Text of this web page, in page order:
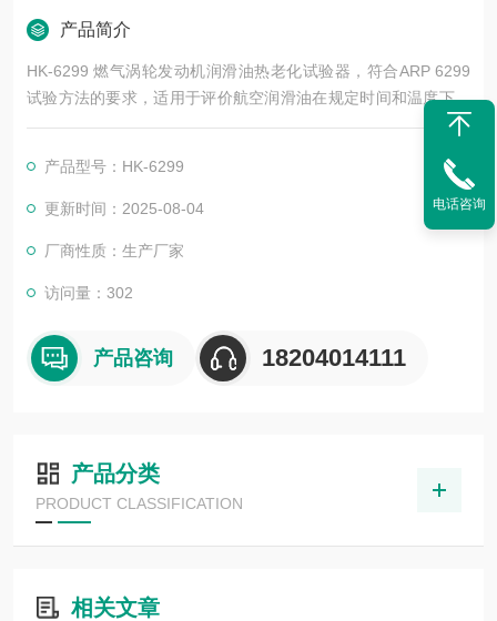
产品简介
HK-6299 燃气涡轮发动机润滑油热老化试验器，符合ARP 6299
试验方法的要求，适用于评价航空润滑油在规定时间和温度下的
热稳定性和氧化稳定性。
产品型号：HK-6299
更新时间：2025-08-04
厂商性质：生产厂家
访问量：302
产品咨询 18204014111
产品分类
PRODUCT CLASSIFICATION
相关文章
电话咨询